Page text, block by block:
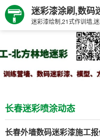
迷彩漆涂刷,数码
迷彩漆绘制,21式作训墙,
长春迷彩喷涂动态
长春外墙数码迷彩漆施工报价清单（